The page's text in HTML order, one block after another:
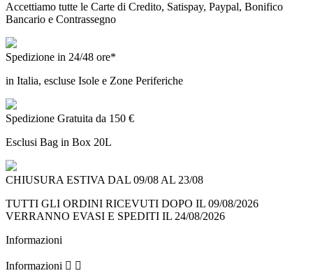
Accettiamo tutte le Carte di Credito, Satispay, Paypal, Bonifico
Bancario e Contrassegno
Spedizione in 24/48 ore*
in Italia, escluse Isole e Zone Periferiche
Spedizione Gratuita da 150 €
Esclusi Bag in Box 20L
CHIUSURA ESTIVA DAL 09/08 AL 23/08
TUTTI GLI ORDINI RICEVUTI DOPO IL 09/08/2026
VERRANNO EVASI E SPEDITI IL 24/08/2026
Informazioni
Informazioni  